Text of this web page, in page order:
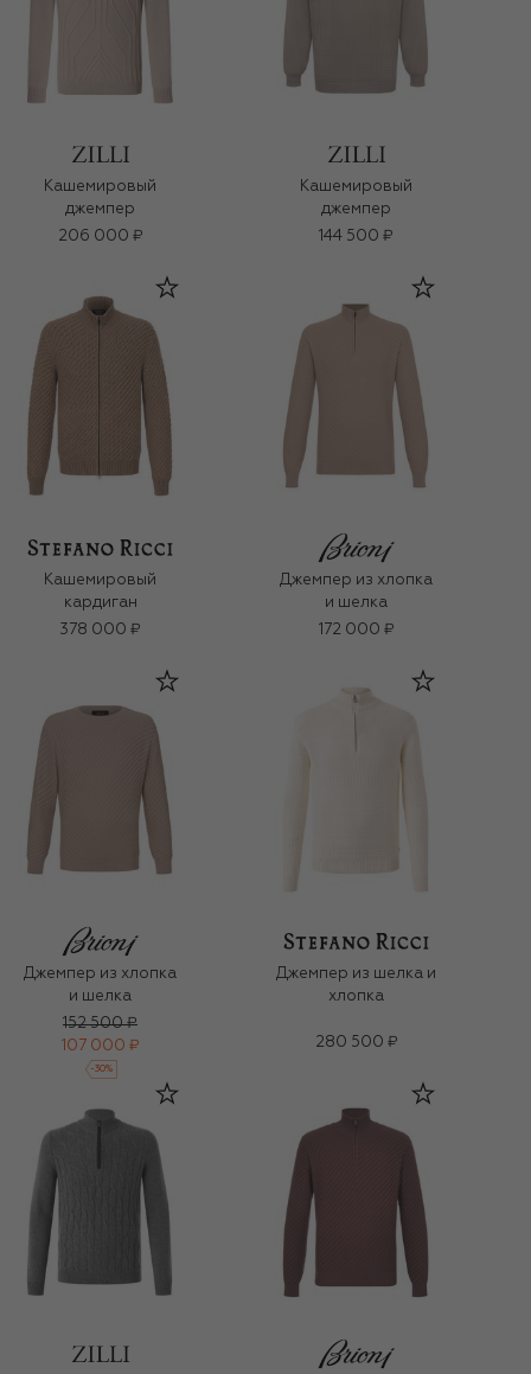
Кашемировый
джемпер
206 000 ₽
Кашемировый
джемпер
144 500 ₽
Кашемировый
кардиган
378 000 ₽
Джемпер из хлопка
и шелка
172 000 ₽
Джемпер из хлопка
и шелка
152 500 ₽
107 000 ₽
-30%
Джемпер из шелка и
хлопка
280 500 ₽